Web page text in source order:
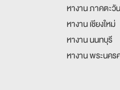
หางาน ภาคตะวั
หางาน เชียงใหม่
หางาน นนทบุรี
หางาน พระนค